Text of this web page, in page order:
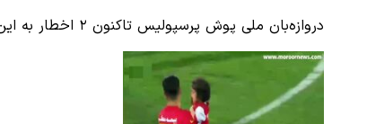
دروازه‌بان ملی پوش پرسپولیس تاکنون ۲ اخطار به این باشگاه داده، اما به نظر می‌رسد قراردادش فسخ نخواهد شد.